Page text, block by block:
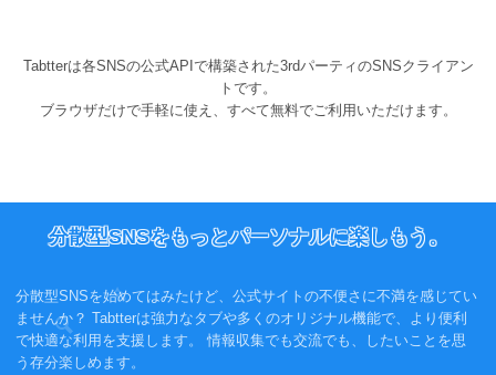
Tabtterは各SNSの公式APIで構築された3rdパーティのSNSクライアン
トです。
ブラウザだけで手軽に使え、すべて無料でご利用いただけます。
分散型SNSをもっとパーソナルに楽しもう。
分散型SNSを始めてはみたけど、公式サイトの不便さに不満を感じてい
ませんか？ Tabtterは強力なタブや多くのオリジナル機能で、より便利
で快適な利用を支援します。 情報収集でも交流でも、したいことを思
う存分楽しめます。